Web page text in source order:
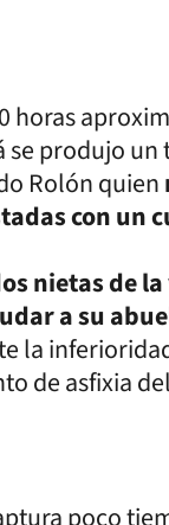
horas
produjo
Rolón quien
con un
nietas de
a su
la
de asfixia